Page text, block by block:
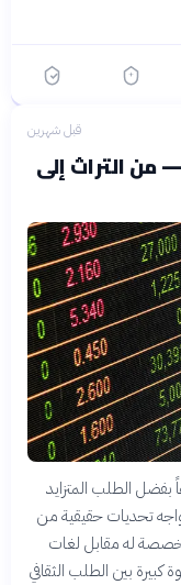
قبل شهرين
من التراث إلى
بفضل الطلب المتزايد
تحديات حقيقية من
له مقابل لغات
بين الطلب الثقافي